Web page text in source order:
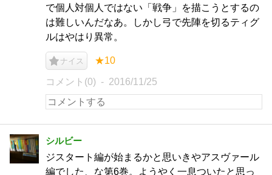
で個人対個人ではない「戦争」を描こうとするの
は難しいんだなあ。しかし弓で先陣を切るティグ
ルはやはり異常。
ナイス ★10
コメント(0) 2016/11/25
シルビー
ジスタート編が始まるかと思いきやアスヴァール
編でした、な第6巻。ようやく一息ついたと思っ